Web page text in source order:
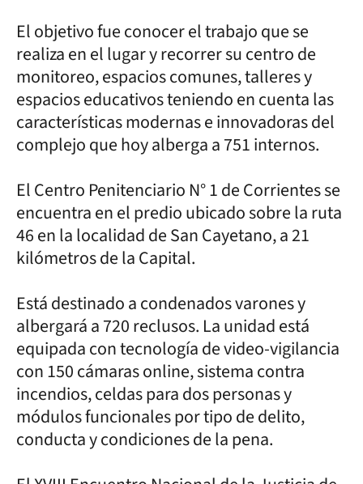
El objetivo fue conocer el trabajo que se
realiza en el lugar y recorrer su centro de
monitoreo, espacios comunes, talleres y
espacios educativos teniendo en cuenta las
características modernas e innovadoras del
complejo que hoy alberga a 751 internos.
El Centro Penitenciario N° 1 de Corrientes se
encuentra en el predio ubicado sobre la ruta
46 en la localidad de San Cayetano, a 21
kilómetros de la Capital.
Está destinado a condenados varones y
albergará a 720 reclusos. La unidad está
equipada con tecnología de video-vigilancia
con 150 cámaras online, sistema contra
incendios, celdas para dos personas y
módulos funcionales por tipo de delito,
conducta y condiciones de la pena.